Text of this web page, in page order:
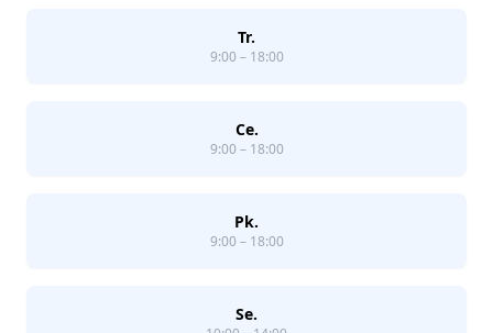
Tr.
9:00 – 18:00
Ce.
9:00 – 18:00
Pk.
9:00 – 18:00
Se.